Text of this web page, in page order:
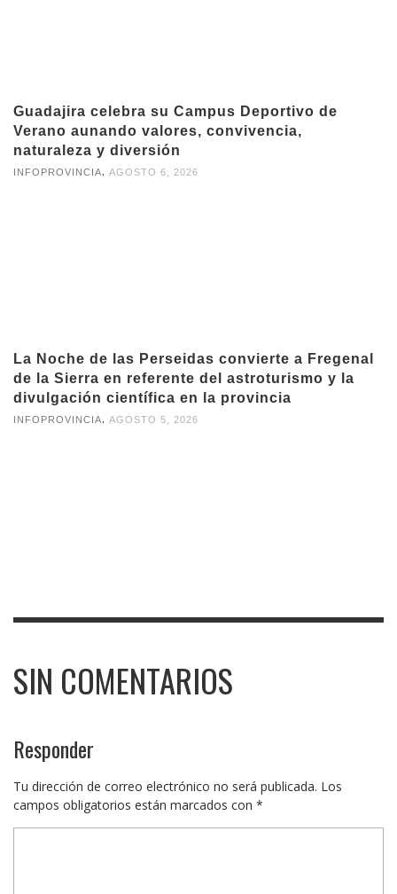
Guadajira celebra su Campus Deportivo de
Verano aunando valores, convivencia,
naturaleza y diversión
INFOPROVINCIA, AGOSTO 6, 2026
La Noche de las Perseidas convierte a Fregenal
de la Sierra en referente del astroturismo y la
divulgación científica en la provincia
INFOPROVINCIA AGOSTO 5, 2026
SIN COMENTARIOS
Responder
Tu dirección de correo electrónico no será publicada. Los
campos obligatorios están marcados con *